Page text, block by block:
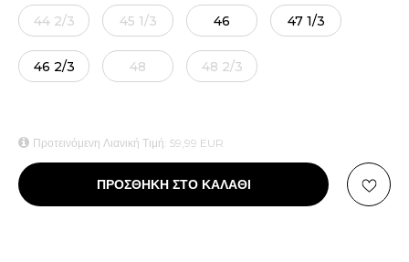
44 2/3 45 1/3 46 47 1/3
46 2/3 48 48 2/3
Προτεινόμενη Λιανική Τιμή: 59,99 EUR
ΠΡΟΣΘΗΚΗ ΣΤΟ ΚΑΛΑΘΙ